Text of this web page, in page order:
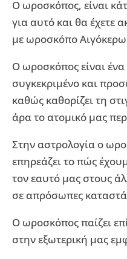
Ο ωροσκόπος, είναι
για αυτό και θα έχετε
με ωροσκόπο
Ο ωροσκόπος είναι ένα
συγκεκριμένο και
καθώς καθορίζει τη
άρα το ατομικό μας
Στην αστρολογία ο
επηρεάζει το πώς
τον εαυτό μας στους
σε απρόσωπες
Ο ωροσκόπος παίζει
στην εξωτερική μας